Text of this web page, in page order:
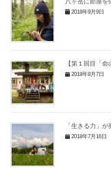
2018年9月9日
【第１回目「命
2018年8月7日
「生きる力」
2018年7月16日